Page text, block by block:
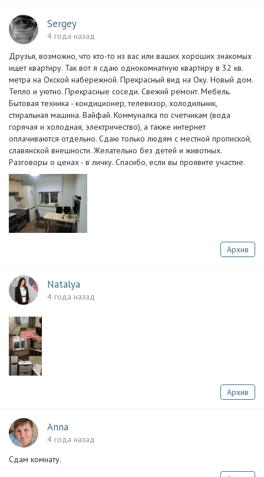
Sergey
4 года назад
Друзья, возможно, что кто-то из вас или ваших хороших знакомых
ищет квартиру. Так вот я сдаю однокомнатную квартиру в 32 кв.
метра на Окской набережной. Прекрасный вид на Оку. Новый дом.
Тепло и уютно. Прекрасные соседи. Свежий ремонт. Мебель.
Бытовая техника - кондиционер, телевизор, холодильник,
стиральная машина. Вайфай. Коммуналка по счетчикам (вода
горячая и холодная, электричество), а также интернет
оплачиваются отдельно. Сдаю только людям с местной пропиской,
славянской внешности. Желательно без детей и животных.
Разговоры о ценах - в личку. Спасибо, если вы проявите участие.
Архив
Natalya
4 года назад
Архив
Anna
4 года назад
Сдам комнату.